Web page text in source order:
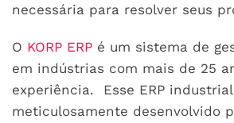
necessária para resolver seus
O KORP ERP é um sistema de
em indústrias com mais de 25
experiência. Esse ERP
meticulosamente desenvolvido